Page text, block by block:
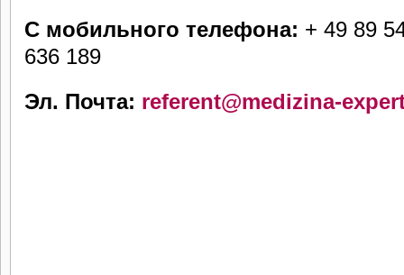
C мобильного телефона: + 49 89
636 189
Эл. Почта: referent@medizina-